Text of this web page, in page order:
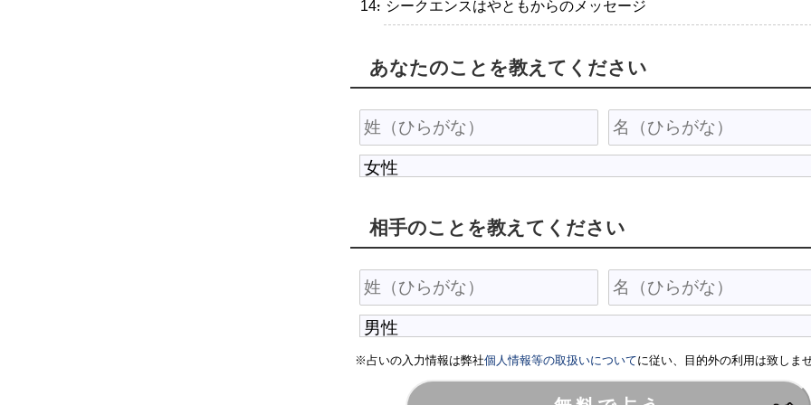
・シークエンスはやともからのメッセージ
あなたのことを教えてください
相手のことを教えてください
※占いの入力情報は弊社個人情報等の取扱いについてに従い、目的外の利用は致しま